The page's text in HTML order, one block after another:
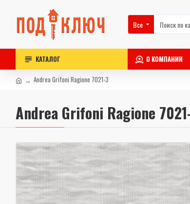
Все
КАТАЛОГ О КОМПАНИИ
Andrea Grifoni Ragione 7021-3
Andrea Grifoni Ragione